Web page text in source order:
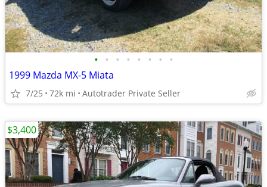
• • • • • • • •
1999 Mazda MX-5 Miata
7/25 72k mi Autotrader Private Seller
$3,400